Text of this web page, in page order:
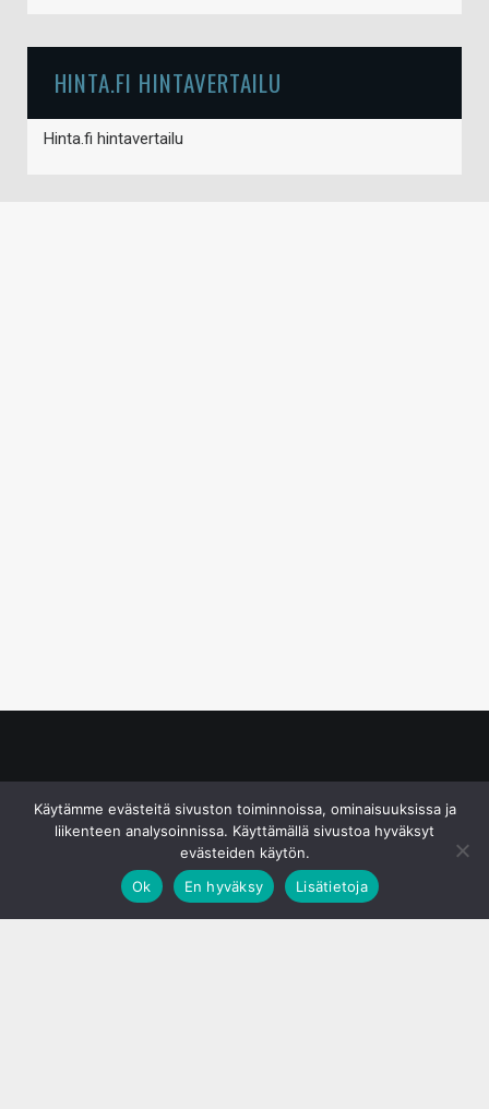
HINTA.FI HINTAVERTAILU
Hinta.fi hintavertailu
Käytämme evästeitä sivuston toiminnoissa, ominaisuuksissa ja
liikenteen analysoinnissa. Käyttämällä sivustoa hyväksyt
evästeiden käytön.
Ok
En hyväksy Lisätietoja